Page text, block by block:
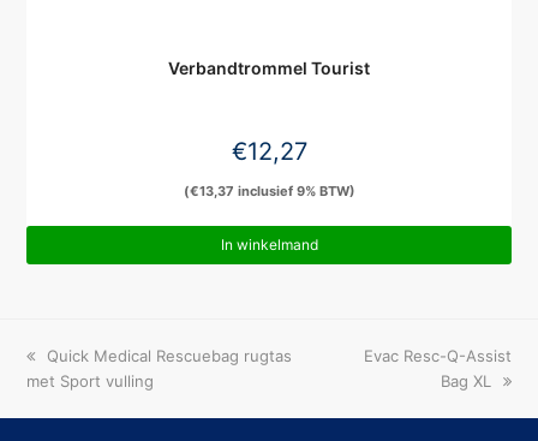
Verbandtrommel Tourist
€12,27
(€13,37 inclusief 9% BTW)
In winkelmand
previous
post:
Quick Medical Rescuebag rugtas
met Sport vulling
next
Evac Resc-Q-Assist
Bag XL